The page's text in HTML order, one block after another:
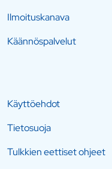
Ilmoituskanava
Käännöspalvelut
Käyttöehdot
Tietosuoja
Tulkkien eettiset ohjeet